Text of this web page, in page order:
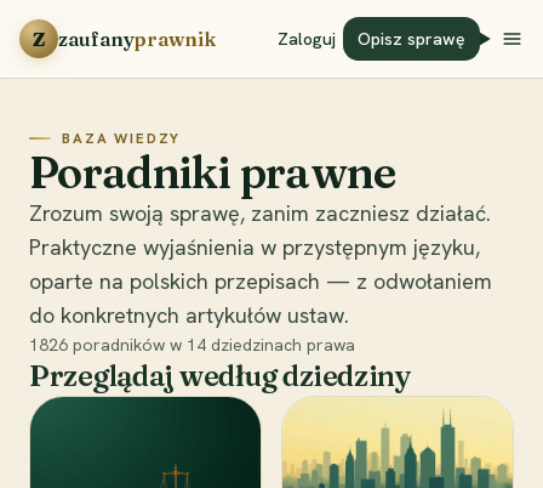
Przejdź do treści
Z zaufanyprawnik Zaloguj Opisz sprawę
BAZA WIEDZY
Poradniki prawne
Zrozum swoją sprawę, zanim zaczniesz działać.
Praktyczne wyjaśnienia w przystępnym języku,
oparte na polskich przepisach — z odwołaniem
do konkretnych artykułów ustaw.
1826 poradników w 14 dziedzinach prawa
Przeglądaj według dziedziny